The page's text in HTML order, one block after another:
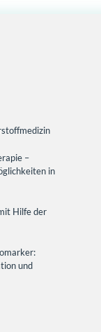
–
in
Hilfe der
und